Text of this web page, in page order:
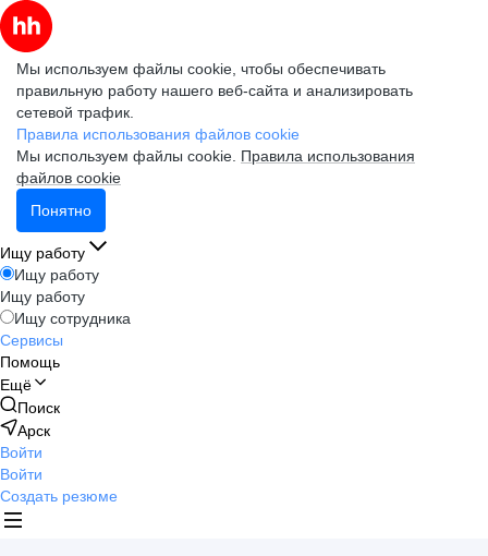
Мы используем файлы cookie, чтобы обеспечивать
правильную работу нашего веб-сайта и анализировать
сетевой трафик.
Правила использования файлов cookie
Мы используем файлы cookie. Правила использования
файлов cookie
Понятно
Ищу работу
Ищу работу
Ищу работу
Ищу сотрудника
Сервисы
Помощь
Ещё
Поиск
Арск
Войти
Войти
Создать резюме